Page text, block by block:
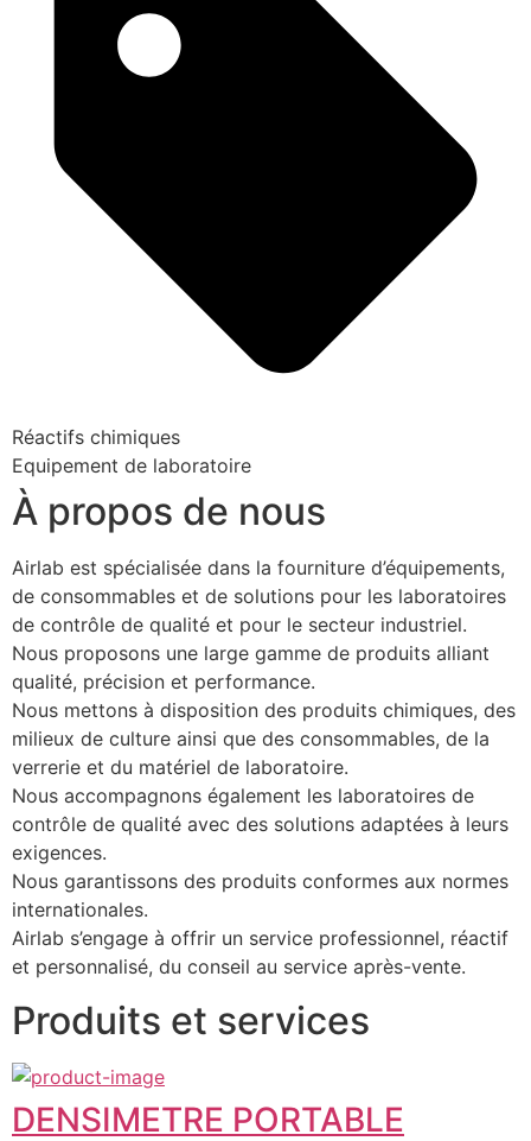
Réactifs chimiques
Equipement de laboratoire
À propos de nous
Airlab est spécialisée dans la fourniture d’équipements,
de consommables et de solutions pour les laboratoires
de contrôle de qualité et pour le secteur industriel.
Nous proposons une large gamme de produits alliant
qualité, précision et performance.
Nous mettons à disposition des produits chimiques, des
milieux de culture ainsi que des consommables, de la
verrerie et du matériel de laboratoire.
Nous accompagnons également les laboratoires de
contrôle de qualité avec des solutions adaptées à leurs
exigences.
Nous garantissons des produits conformes aux normes
internationales.
Airlab s’engage à offrir un service professionnel, réactif
et personnalisé, du conseil au service après-vente.
Produits et services
DENSIMETRE PORTABLE